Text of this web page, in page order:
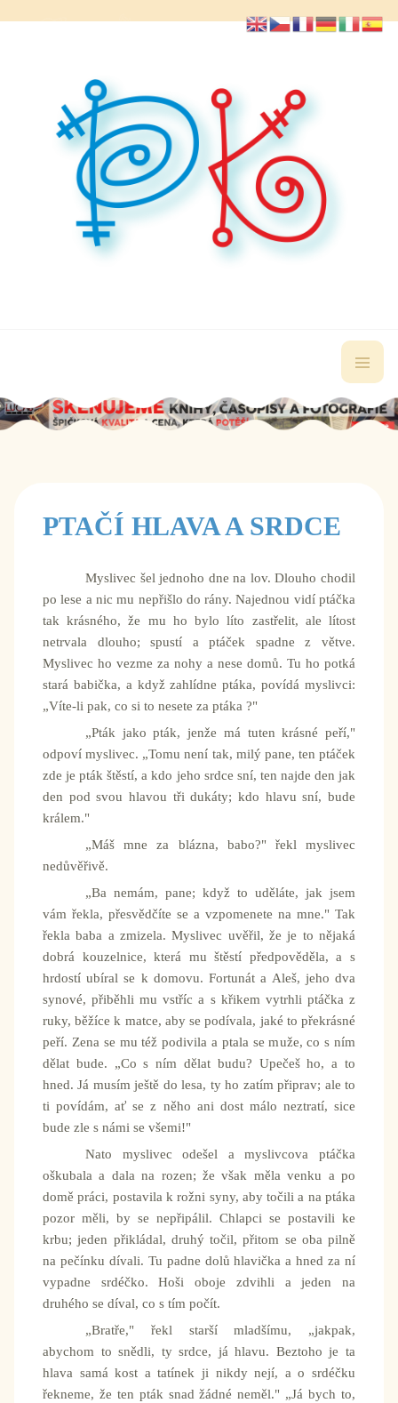
PTAČÍ HLAVA A SRDCE
Myslivec šel jednoho dne na lov. Dlouho chodil
po lese a nic mu nepřišlo do rány. Najednou vidí ptáčka
tak krásného, že mu ho bylo líto zastřelit, ale lítost
netrvala dlouho; spustí a ptáček spadne z větve.
Myslivec ho vezme za nohy a nese domů. Tu ho potká
stará babička, a když zahlídne ptáka, povídá myslivci:
„Víte-li pak, co si to nesete za ptáka ?"
„Pták jako pták, jenže má tuten krásné peří,"
odpoví myslivec. „Tomu není tak, milý pane, ten ptáček
zde je pták štěstí, a kdo jeho srdce sní, ten najde den jak
den pod svou hlavou tři dukáty; kdo hlavu sní, bude
králem."
„Máš mne za blázna, babo?" řekl myslivec
nedůvěřivě.
„Ba nemám, pane; když to uděláte, jak jsem
vám řekla, přesvědčíte se a vzpomenete na mne." Tak
řekla baba a zmizela. Myslivec uvěřil, že je to nějaká
dobrá kouzelnice, která mu štěstí předpověděla, a s
hrdostí ubíral se k domovu. Fortunát a Aleš, jeho dva
synové, přiběhli mu vstříc a s křikem vytrhli ptáčka z
ruky, běžíce k matce, aby se podívala, jaké to překrásné
peří. Zena se mu též podivila a ptala se muže, co s ním
dělat bude. „Co s ním dělat budu? Upečeš ho, a to
hned. Já musím ještě do lesa, ty ho zatím připrav; ale to
ti povídám, ať se z něho ani dost málo neztratí, sice
bude zle s námi se všemi!"
Nato myslivec odešel a myslivcova ptáčka
oškubala a dala na rozen; že však měla venku a po
domě práci, postavila k rožni syny, aby točili a na ptáka
pozor měli, by se nepřipálil. Chlapci se postavili ke
krbu; jeden přikládal, druhý točil, přitom se oba pilně
na pečínku dívali. Tu padne dolů hlavička a hned za ní
vypadne srdéčko. Hoši oboje zdvihli a jeden na
druhého se díval, co s tím počít.
„Bratře," řekl starší mladšímu, „jakpak,
abychom to snědli, ty srdce, já hlavu. Beztoho je ta
hlava samá kost a tatínek ji nikdy nejí, a o srdéčku
řekneme, že ten pták snad žádné neměl." „Já bych to,